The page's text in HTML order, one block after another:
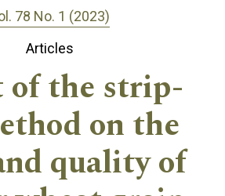
78 No. 1 (2023)
Articles
of the strip-
on the
quality of